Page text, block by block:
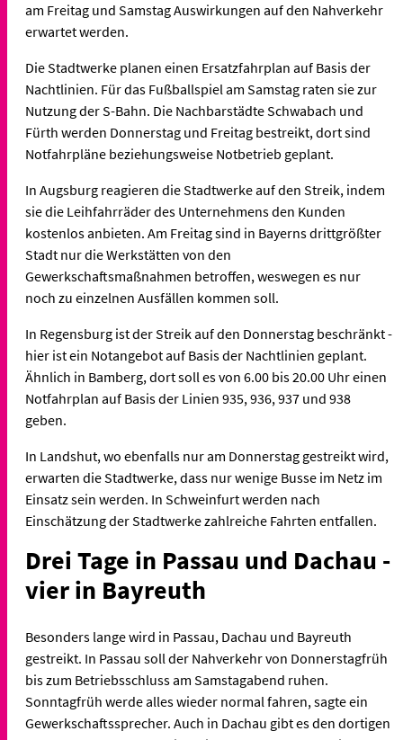
am Freitag und Samstag Auswirkungen auf den Nahverkehr
erwartet werden.
Die Stadtwerke planen einen Ersatzfahrplan auf Basis der
Nachtlinien. Für das Fußballspiel am Samstag raten sie zur
Nutzung der S-Bahn. Die Nachbarstädte Schwabach und
Fürth werden Donnerstag und Freitag bestreikt, dort sind
Notfahrpläne beziehungsweise Notbetrieb geplant.
In Augsburg reagieren die Stadtwerke auf den Streik, indem
sie die Leihfahrräder des Unternehmens den Kunden
kostenlos anbieten. Am Freitag sind in Bayerns drittgrößter
Stadt nur die Werkstätten von den
Gewerkschaftsmaßnahmen betroffen, weswegen es nur
noch zu einzelnen Ausfällen kommen soll.
In Regensburg ist der Streik auf den Donnerstag beschränkt -
hier ist ein Notangebot auf Basis der Nachtlinien geplant.
Ähnlich in Bamberg, dort soll es von 6.00 bis 20.00 Uhr einen
Notfahrplan auf Basis der Linien 935, 936, 937 und 938
geben.
In Landshut, wo ebenfalls nur am Donnerstag gestreikt wird,
erwarten die Stadtwerke, dass nur wenige Busse im Netz im
Einsatz sein werden. In Schweinfurt werden nach
Einschätzung der Stadtwerke zahlreiche Fahrten entfallen.
Drei Tage in Passau und Dachau -
vier in Bayreuth
Besonders lange wird in Passau, Dachau und Bayreuth
gestreikt. In Passau soll der Nahverkehr von Donnerstagfrüh
bis zum Betriebsschluss am Samstagabend ruhen.
Sonntagfrüh werde alles wieder normal fahren, sagte ein
Gewerkschaftssprecher. Auch in Dachau gibt es den dortigen